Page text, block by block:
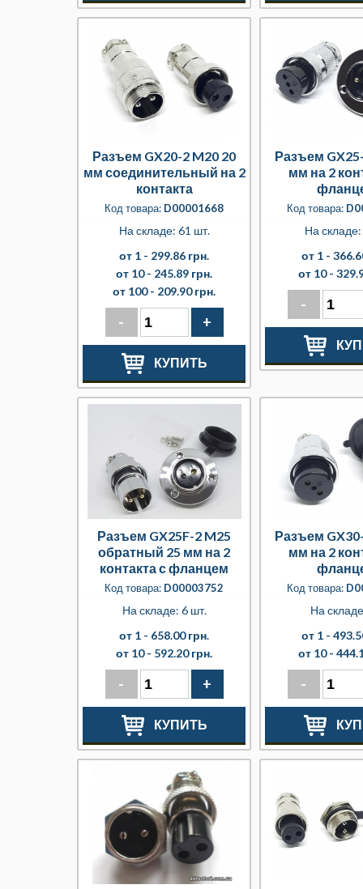
Разъем GX20-2 M20 20
мм соединительный на 2
контакта
Код товара: D00001668
На складе: 61 шт.
от 1 - 299.86 грн.
от 10 - 245.89 грн.
от 100 - 209.90 грн.
- +
КУПИТЬ
Разъем
мм на 2
Код товара:
На
от 1 -
от 10 -
-
Разъем GX25F-2 M25
обратный 25 мм на 2
контакта с фланцем
Код товара: D00003752
На складе: 6 шт.
от 1 - 658.00 грн.
от 10 - 592.20 грн.
- +
КУПИТЬ
Разъем
мм на 2
Код товара:
На
от 1 -
от 10 -
-